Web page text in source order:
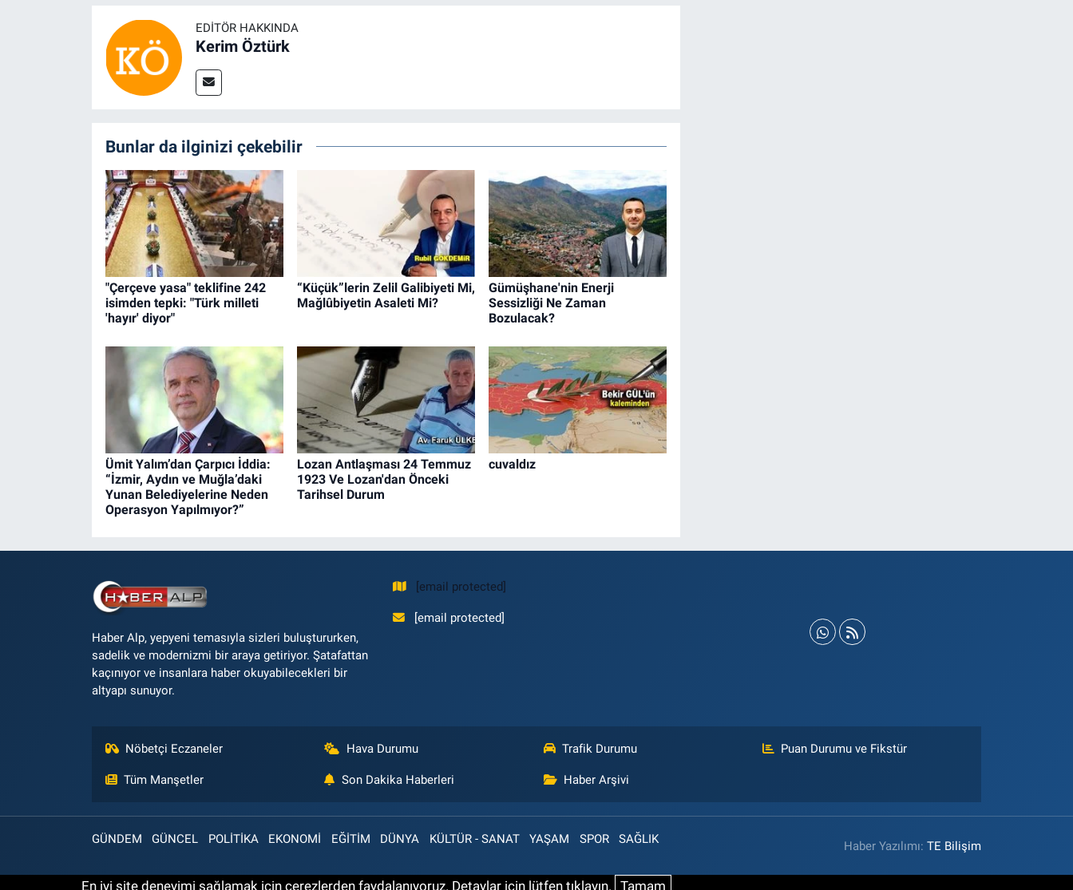
EDITÖR HAKKINDA
Kerim Öztürk
Bunlar da ilginizi çekebilir
"Çerçeve yasa" teklifine 242
isimden tepki: "Türk milleti
'hayır' diyor"
“Küçük”lerin Zelil Galibiyeti Mi,
Mağlûbiyetin Asaleti Mi?
Gümüşhane'nin Enerji
Sessizliği Ne Zaman
Bozulacak?
Ümit Yalım’dan Çarpıcı İddia:
“İzmir, Aydın ve Muğla’daki
Yunan Belediyelerine Neden
Operasyon Yapılmıyor?”
Lozan Antlaşması 24 Temmuz
1923 Ve Lozan'dan Önceki
Tarihsel Durum
cuvaldız
Haber Alp, yepyeni temasıyla sizleri buluştururken,
sadelik ve modernizmi bir araya getiriyor. Şatafattan
kaçınıyor ve insanlara haber okuyabilecekleri bir
altyapı sunuyor.
[email protected]
[email protected]
Nöbetçi Eczaneler Hava Durumu Trafik Durumu Puan Durumu ve Fikstür
Tüm Manşetler Son Dakika Haberleri Haber Arşivi
GÜNDEM GÜNCEL POLİTİKA EKONOMİ EĞİTİM DÜNYA KÜLTÜR - SANAT YAŞAM SPOR SAĞLIK Haber Yazılımı:TE Bilişim
En iyi site deneyimi sağlamak için çerezlerden faydalanıyoruz. Detaylar için lütfen tıklayın. Tamam